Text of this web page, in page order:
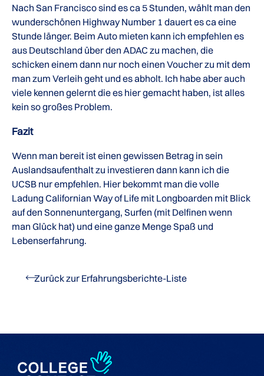
Nach San Francisco sind es ca 5 Stunden, wählt man den
wunderschönen Highway Number 1 dauert es ca eine
Stunde länger. Beim Auto mieten kann ich empfehlen es
aus Deutschland über den ADAC zu machen, die
schicken einem dann nur noch einen Voucher zu mit dem
man zum Verleih geht und es abholt. Ich habe aber auch
viele kennen gelernt die es hier gemacht haben, ist alles
kein so großes Problem.
Fazit
Wenn man bereit ist einen gewissen Betrag in sein
Auslandsaufenthalt zu investieren dann kann ich die
UCSB nur empfehlen. Hier bekommt man die volle
Ladung Californian Way of Life mit Longboarden mit Blick
auf den Sonnenuntergang, Surfen (mit Delfinen wenn
man Glück hat) und eine ganze Menge Spaß und
Lebenserfahrung.
Zurück zur Erfahrungsberichte-Liste